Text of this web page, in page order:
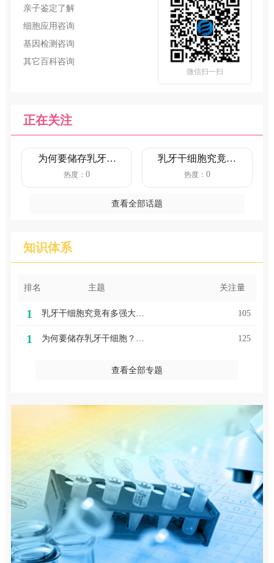
亲子鉴定了解
细胞应用咨询
基因检测咨询
其它百科咨询
微信扫一扫
正在关注
为何要储存乳牙干
细胞？储存乳牙干
热度：0
乳牙干细胞究竟有
多强大？存储有什
热度： 0
查看全部话题
知识体系
排名 主题 关注量
1 乳牙干细胞究竟有多强大？存储有什么标准？ 105
1 125
查看全部专题